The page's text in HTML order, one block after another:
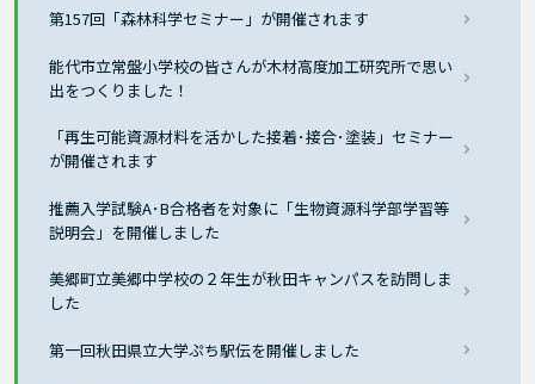
第157回「森林科学セミナー」が開催されます
能代市立常盤小学校の皆さんが木材高度加工研究所で思い
出をつくりました！
「再生可能資源材料を活かした接着･接合･塗装」セミナー
が開催されます
推薦入学試験A･B合格者を対象に「生物資源科学部学習等
説明会」を開催しました
美郷町立美郷中学校の２年生が秋田キャンパスを訪問しま
した
第一回秋田県立大学ぷち駅伝を開催しました